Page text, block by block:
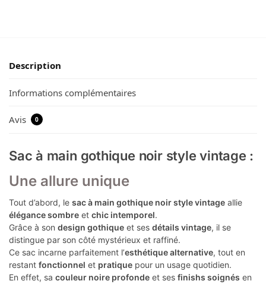
Description
Informations complémentaires
Avis 0
Sac à main gothique noir style vintage :
Une allure unique
Tout d’abord, le sac à main gothique noir style vintage allie
élégance sombre et chic intemporel.
Grâce à son design gothique et ses détails vintage, il se
distingue par son côté mystérieux et raffiné.
Ce sac incarne parfaitement l’esthétique alternative, tout en
restant fonctionnel et pratique pour un usage quotidien.
En effet, sa couleur noire profonde et ses finishs soignés en